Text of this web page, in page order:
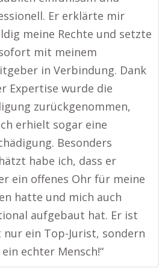
Er erklärte mir
meine Rechte und setzte
mit meinem
in Verbindung. Dank
Expertise wurde die
zurückgenommen,
erhielt sogar eine
Besonders
habe ich, dass er
ein offenes Ohr für meine
hatte und mich auch
aufgebaut hat. Er ist
nur ein Top-Jurist, sondern
echter Mensch!“